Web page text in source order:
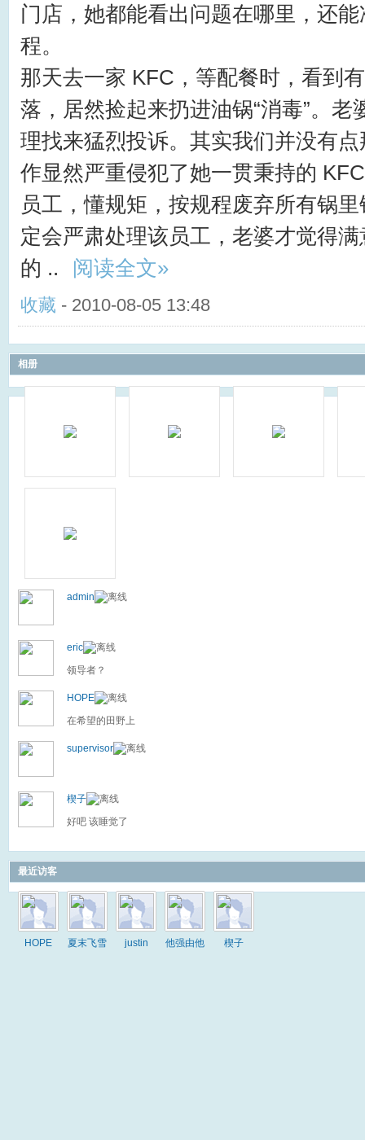
门店，她都能看出问题在哪里，还
程。
那天去一家 KFC，等配餐时，看到
落，居然捡起来扔进油锅“消毒”。
理找来猛烈投诉。其实我们并没有
作显然严重侵犯了她一贯秉持的
员工，懂规矩，按规程废弃所有锅
定会严肃处理该员工，老婆才觉得
的 ..
阅读全文»
收藏 - 2010-08-05 13:48
相册
admin
eric
领导者？
HOPE
在希望的田野上
supervisor
楔子
好吧 该睡觉了
最近访客
HOPE 夏末飞雪 justin
他强由他
楔子